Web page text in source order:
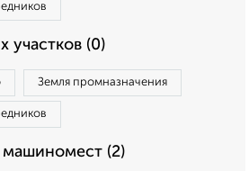
участков (0)
Земля промназначения
(2)